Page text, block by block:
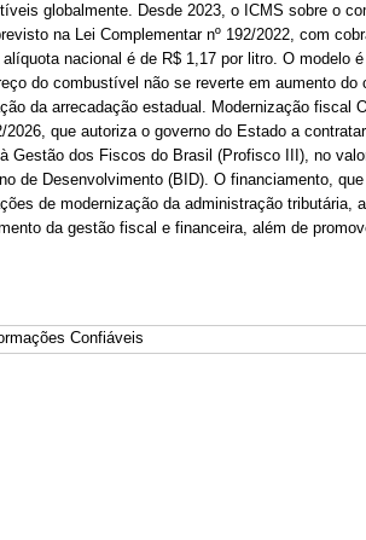
globalmente. Desde 2023, o ICMS sobre o
na Lei Complementar nº 192/2022, com
nacional é de R$ 1,17 por litro. O modelo
do combustível não se reverte em aumento do
da arrecadação estadual. Modernização fiscal
2026, que autoriza o governo do Estado a
Gestão dos Fiscos do Brasil (Profisco III), no
de Desenvolvimento (BID). O financiamento,
de modernização da administração tributária,
da gestão fiscal e financeira, além de
Confiáveis